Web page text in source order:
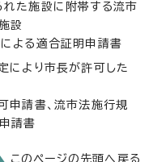
た施設に附帯する流市
設
よる適合証明申請書
により市長が許可した
請書、流市法施行規
請書
このページの先頭へ戻る